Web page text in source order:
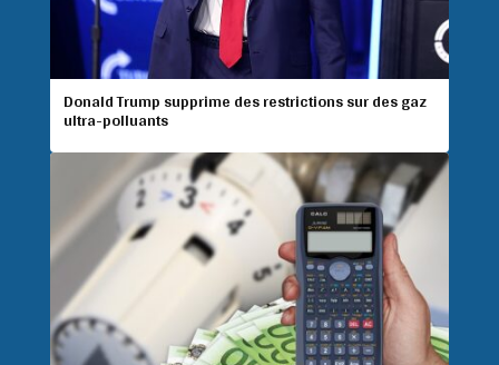
Donald Trump supprime des restrictions sur des gaz
ultra-polluants